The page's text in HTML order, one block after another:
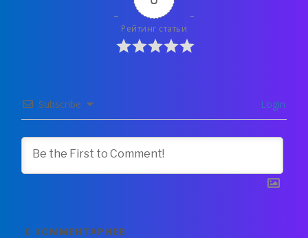
Рейтинг статьи
Subscribe Login
0 КОММЕНТАРИЕВ